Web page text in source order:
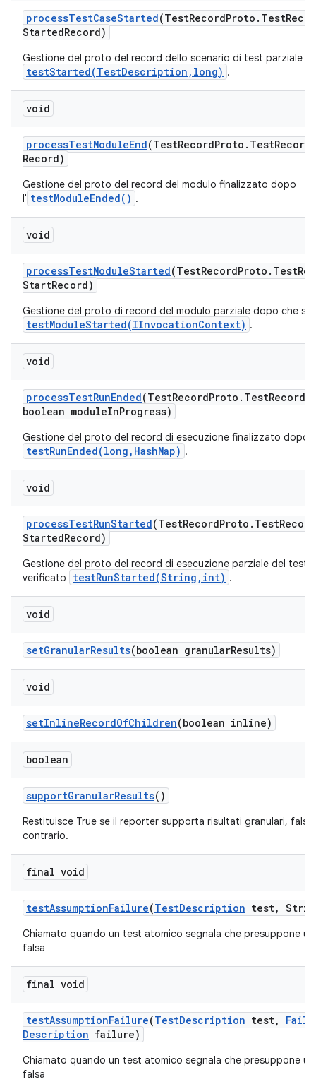
processTestCaseStarted(TestRecordProto . Test
StartedRecord)
Gestione del proto del record dello scenario di test parziale
testStarted(TestDescription,long) .
void
processTestModuleEnd(TestRecordProto . TestRecord
Record)
Gestione del proto del record del modulo finalizzato dopo
l' testModuleEnded() .
void
processTestModuleStarted(TestRecordProto . Test
StartRecord)
Gestione del proto di record del modulo parziale dopo che si
testModuleStarted(IInvocationContext) .
void
processTestRunEnded(TestRecordProto . TestRecord
boolean moduleInProgress)
Gestione del proto del record di esecuzione finalizzato dopo
testRunEnded(long,HashMap) .
void
processTestRunStarted(TestRecordProto . Test
StartedRecord)
Gestione del proto del record di esecuzione parziale del test
verificato
testRunStarted(String,int) .
void
setGranularResults(boolean granularResults)
void
setInlineRecordOfChildren(boolean inline)
boolean
supportGranularResults()
Restituisce True se il reporter supporta risultati granulari, false
contrario.
final void
testAssumptionFailure(TestDescription test,
Chiamato quando un test atomico segnala che presuppone
falsa
final void
testAssumptionFailure(TestDescription test,
Description failure)
Chiamato quando un test atomico segnala che presuppone
falsa